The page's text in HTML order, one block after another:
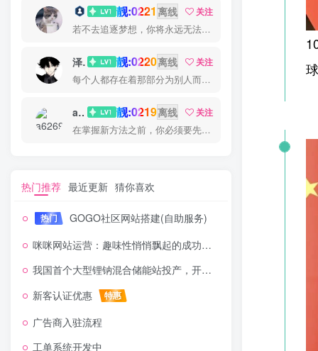
猫小白 靓:0221 离线
关注
若不去追逐梦想，你将永远无法抓住梦想
泽宇 靓:0220离线
关注
每个人都存在着那部分为别人而活的自己
a626911 靓:0219离线
关注
在掌握新方法之前，你必须要先换一种思考方法
热门推荐 最近更新 猜你喜欢
热门
GOGO社区网站搭建(自助服务)
咪咪网站运营：趣味性悄悄飘起的成功风头
我国首个大型锂钠混合储能站投产，开启储能新时代
新客认证优惠
特惠
广告商入驻流程
工单系统开发中